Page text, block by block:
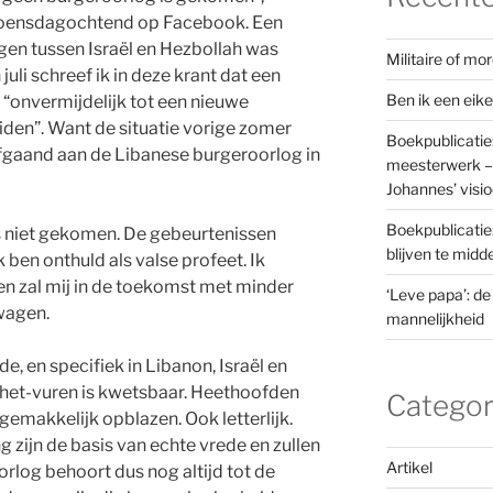
op Facebook. Een
tussen Israël en Hezbollah was
schreef ik in deze krant dat een
tot een nieuwe
Want de situatie vorige zomer
aan de Libanese burgeroorlog in
gekomen. De gebeurtenissen
ben onthuld als valse profeet. Ik
zal mij in de toekomst met minder
en specifiek in Libanon, Israël en
vuren is kwetsbaar. Heethoofden
opblazen. Ook letterlijk.
zijn de basis van echte vrede en zullen
behoort dus nog altijd tot de
Militaire of
Ben ik een
meesterwerk
Johannes’
blijven te
‘Leve papa’:
mannelijkheid
Artikel